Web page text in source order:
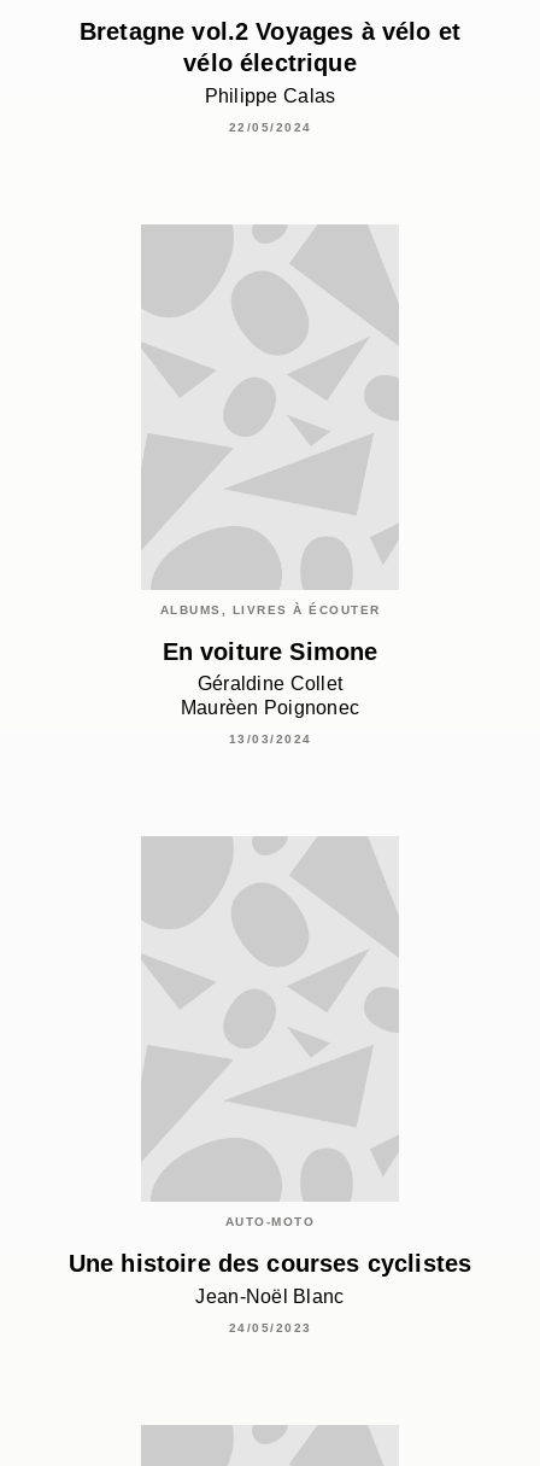
Bretagne vol.2 Voyages à vélo et
vélo électrique
Philippe Calas
22/05/2024
ALBUMS, LIVRES À ÉCOUTER
En voiture Simone
Géraldine Collet
Maurèen Poignonec
13/03/2024
AUTO-MOTO
Une histoire des courses cyclistes
Jean-Noël Blanc
24/05/2023